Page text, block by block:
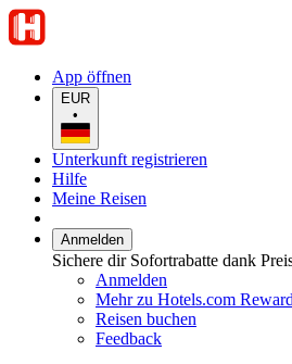
App öffnen
EUR
•
Unterkunft registrieren
Hilfe
Meine Reisen
Anmelden
Sichere dir Sofortrabatte dank
Anmelden
Mehr zu Hotels.com
Reisen buchen
Feedback